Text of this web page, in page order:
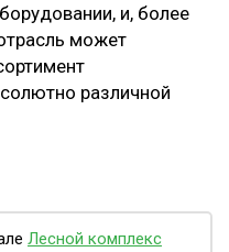
и, более
может
различной
Лесной комплекс